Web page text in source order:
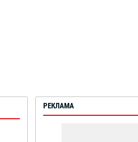
РЕКЛАМА